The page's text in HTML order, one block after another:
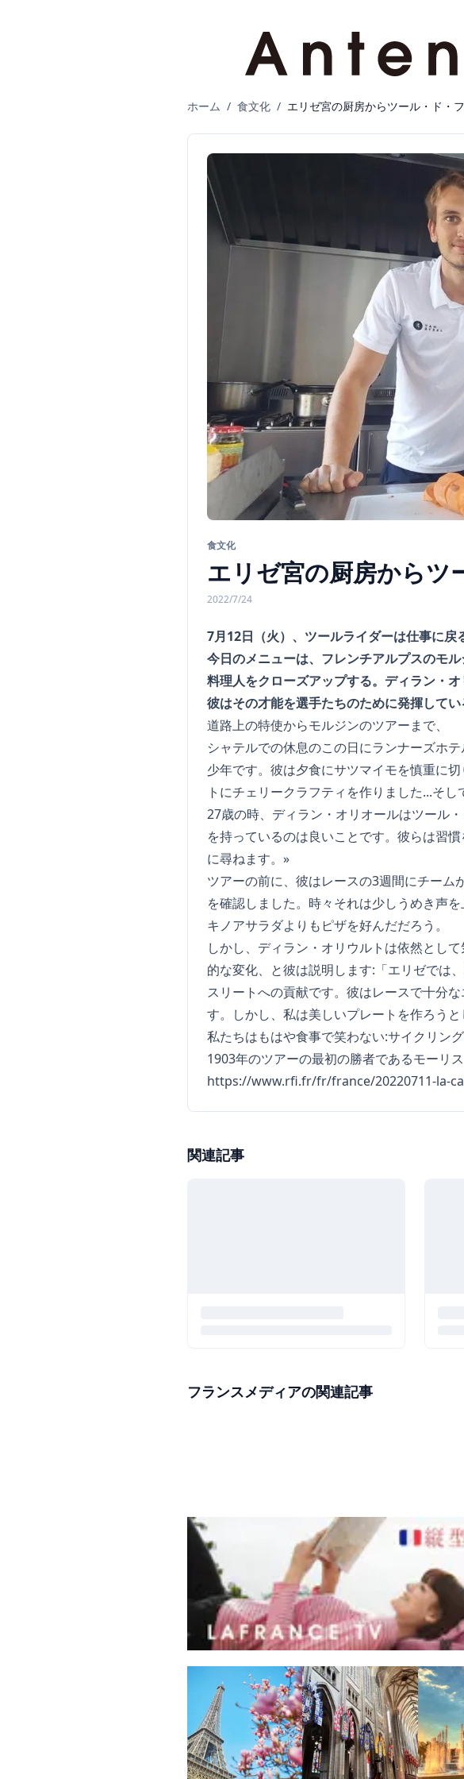
ホーム / 食文化 / エリゼ宮の厨房からツール・ド・
食文化
エリゼ宮の厨房からツ
2022/7/24
7月12日（火）、ツールライダーは仕事に戻
今日のメニューは、フレンチアルプスのモ
料理人をクローズアップする。ディラン・
彼はその才能を選手たちのために発揮してい
道路上の特使からモルジンのツアーまで、
シャテルでの休息のこの日にランナーズホ
少年です。彼は夕食にサツマイモを慎重に
トにチェリークラフティを作りました...そ
27歳の時、ディラン・オリオールはツール
を持っているのは良いことです。彼らは習
に尋ねます。»
ツアーの前に、彼はレースの3週間にチーム
を確認しました。時々それは少しうめき声
キノアサラダよりもピザを好んだだろう。
しかし、ディラン・オリウルトは依然とし
的な変化、と彼は説明します:「エリゼでは
スリートへの貢献です。彼はレースで十分
す。しかし、私は美しいプレートを作ろう
私たちはもはや食事で笑わない:サイクリン
1903年のツアーの最初の勝者であるモーリ
https://www.rfi.fr/fr/france/20220711-la-
関連記事
フランスメディアの関連記事